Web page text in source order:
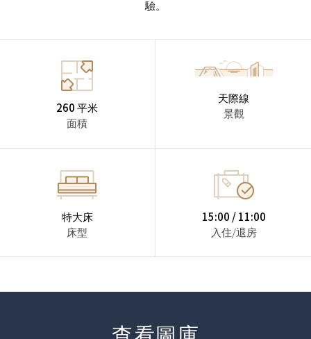
驗。
260 平米
面積
天際線
景觀
特大床
床型
15:00 / 11:00
入住/退房